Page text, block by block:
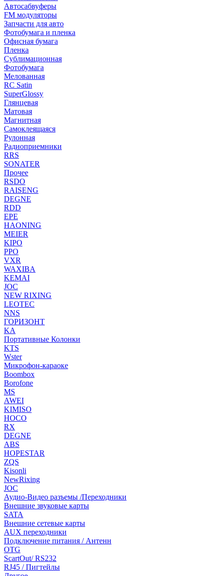
Автосабвуферы
FM модуляторы
Запчасти для авто
Фотобумага и пленка
Офисная бумага
Пленка
Сублимационная
Фотобумага
Мелованная
RC Satin
SuperGlossy
Глянцевая
Матовая
Магнитная
Самоклеящаяся
Рулонная
Радиоприемники
RRS
SONATER
Прочее
RSDO
RAISENG
DEGNE
RDD
EPE
HAONING
MEIER
KIPO
PPO
VXR
WAXIBA
KEMAI
JOC
NEW RIXING
LEOTEC
NNS
ГОРИЗОНТ
KA
Портативные Колонки
KTS
Wster
Микрофон-караоке
Boombox
Borofone
MS
AWEI
KIMISO
HOCO
RX
DEGNE
ABS
HOPESTAR
ZQS
Kisonli
NewRixing
JOC
Аудио-Видео разъемы /Переходники
Внешние звуковые карты
SATA
Внешние сетевые карты
AUX переходники
Подключение питания / Антенн
OTG
ScartOut/ RS232
RJ45 / Пигтейлы